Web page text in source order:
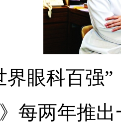
界眼科百强”
》每两年推